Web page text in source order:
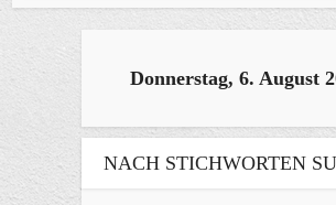
Donnerstag, 6. August
NACH STICHWORTEN